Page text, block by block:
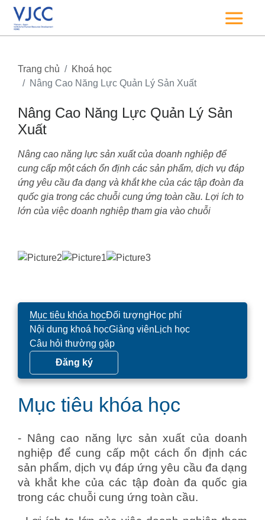
Trang chủ
Khoá học
Nâng Cao Năng Lực Quản Lý Sản Xuất
Nâng Cao Năng Lực Quản Lý Sản
Xuất
Nâng cao năng lực sản xuất của doanh nghiệp để
cung cấp một cách ổn định các sản phẩm, dịch vụ đáp
ứng yêu cầu đa dạng và khắt khe của các tập đoàn đa
quốc gia trong các chuỗi cung ứng toàn cầu. Lợi ích to
lớn của việc doanh nghiệp tham gia vào chuỗi
Mục tiêu khóa họcĐối tượngHọc phí
Nội dung khoá họcGiảng viên Lịch học
Câu hỏi thường gặp
Đăng ký
Mục tiêu khóa học
- Nâng cao năng lực sản xuất của doanh
nghiệp để cung cấp một cách ổn định các
sản phẩm, dịch vụ đáp ứng yêu cầu đa dạng
và khắt khe của các tập đoàn đa quốc gia
trong các chuỗi cung ứng toàn cầu.